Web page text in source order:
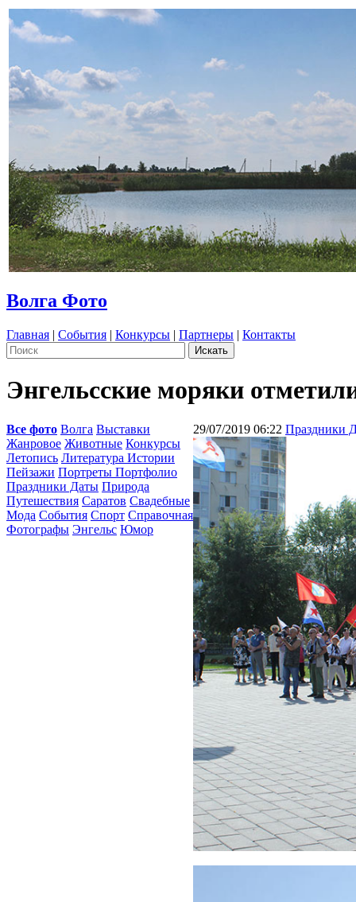
Волга Фото
Главная | События | Конкурсы | Партнеры | Контакты
Энгельсские моряки
Все фото Волга Выставки
Жанровое Животные Конкурсы
Летопись Литература Истории
Пейзажи Портреты Портфолио
Праздники Даты Природа
Путешествия Саратов Свадебные
Мода События Спорт Справочная
Фотографы Энгельс Юмор
29/07/2019 06:22 Праздники